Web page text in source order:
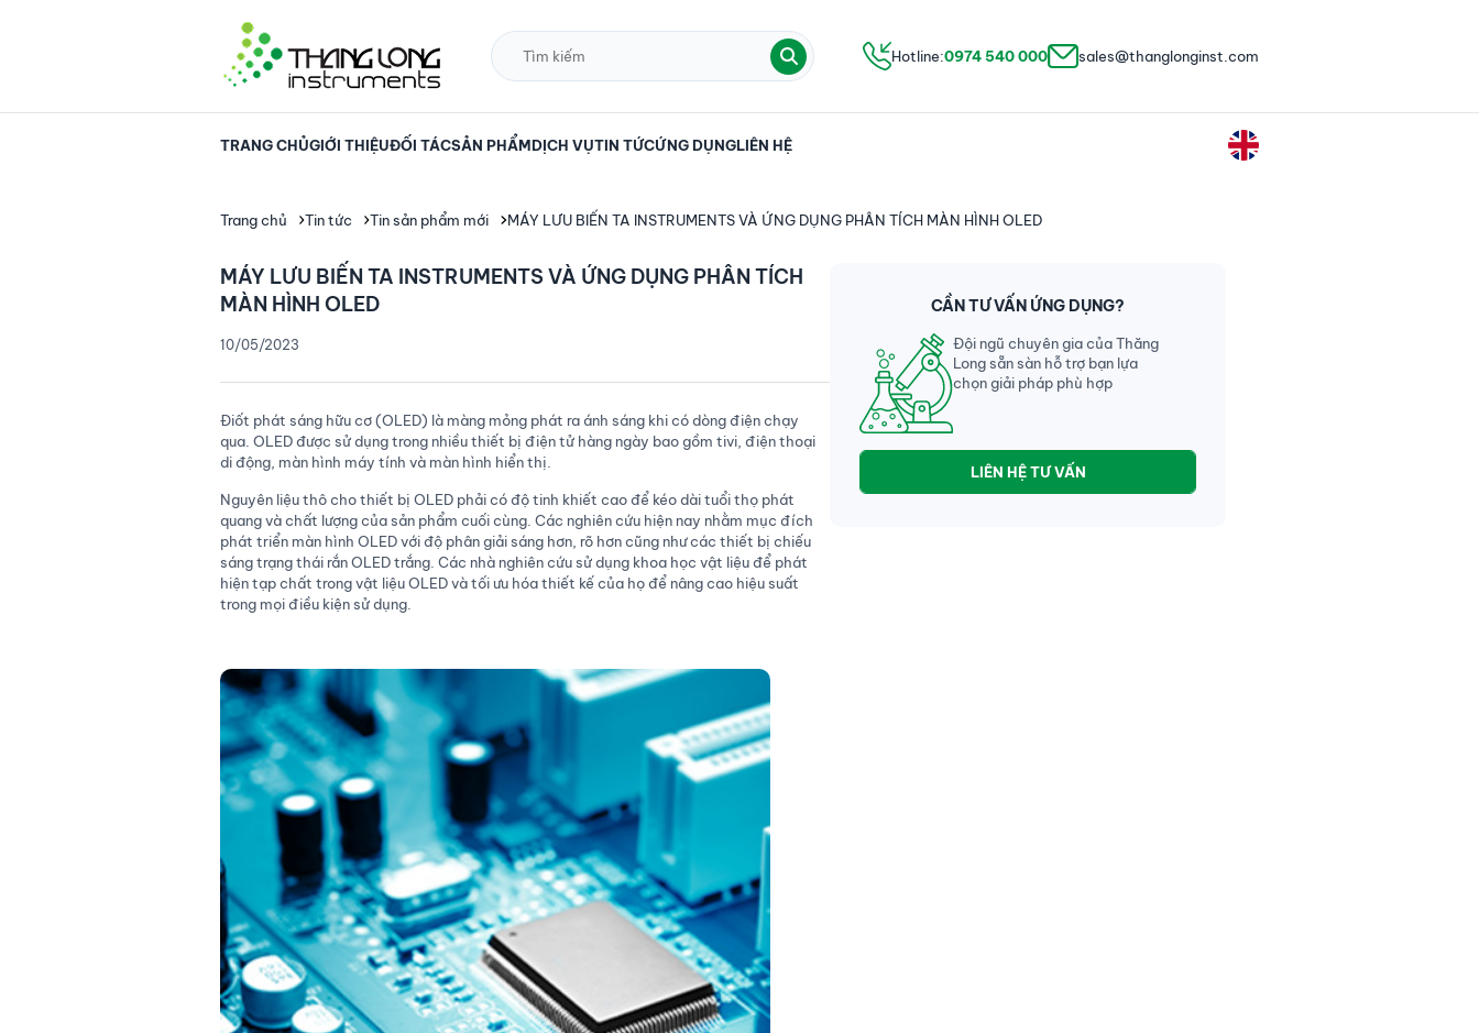
Hotline:0974 540 000 sales@thanglonginst.com
TRANG CHỦGIỚI THIỆUĐỐI TÁCSẢN PHẨMDỊCH VỤTIN TỨCỨNG DỤNGLIÊN HỆ
Trang chủ Tin tức Tin sản phẩm mới MÁY LƯU BIẾN TA INSTRUMENTS VÀ ỨNG DỤNG PHÂN TÍCH MÀN HÌNH OLED
MÁY LƯU BIẾN TA INSTRUMENTS VÀ ỨNG DỤNG PHÂN TÍCH
MÀN HÌNH OLED
10/05/2023
Điốt phát sáng hữu cơ (OLED) là màng mỏng phát ra ánh sáng khi có dòng điện chạy
qua. OLED được sử dụng trong nhiều thiết bị điện tử hàng ngày bao gồm tivi, điện thoại
di động, màn hình máy tính và màn hình hiển thị.
Nguyên liệu thô cho thiết bị OLED phải có độ tinh khiết cao để kéo dài tuổi thọ phát
quang và chất lượng của sản phẩm cuối cùng. Các nghiên cứu hiện nay nhằm mục đích
phát triển màn hình OLED với độ phân giải sáng hơn, rõ hơn cũng như các thiết bị chiếu
sáng trạng thái rắn OLED trắng. Các nhà nghiên cứu sử dụng khoa học vật liệu để phát
hiện tạp chất trong vật liệu OLED và tối ưu hóa thiết kế của họ để nâng cao hiệu suất
trong mọi điều kiện sử dụng.
CẦN TƯ VẤN ỨNG DỤNG?
Đội ngũ chuyên gia của Thăng
Long sẵn sàn hỗ trợ bạn lựa
chọn giải pháp phù hợp
LIÊN HỆ TƯ VẤN